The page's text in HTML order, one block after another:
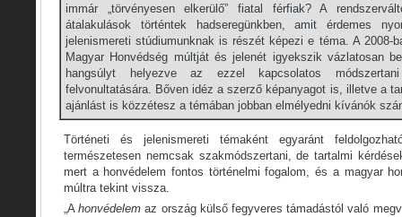
immár „törvényesen elkerülő” fiatal férfiak? A
átalakulások történtek hadseregünkben, amit érdemes
jelenismereti stúdiumunknak is részét képezi e téma. A 2008-
Magyar Honvédség múltját és jelenét igyekszik vázlatosan
hangsúlyt helyezve az ezzel kapcsolatos
felvonultatására. Bőven idéz a szerző képanyagot is, illetve a
ajánlást is közzétesz a témában jobban elmélyedni kívánók
Történeti és jelenismereti témaként egyaránt
természetesen nemcsak szakmódszertani, de tartalmi
mert a honvédelem fontos történelmi fogalom, és a magyar
múltra tekint vissza.
„Ahonvédelem az ország külső fegyveres támadástól való